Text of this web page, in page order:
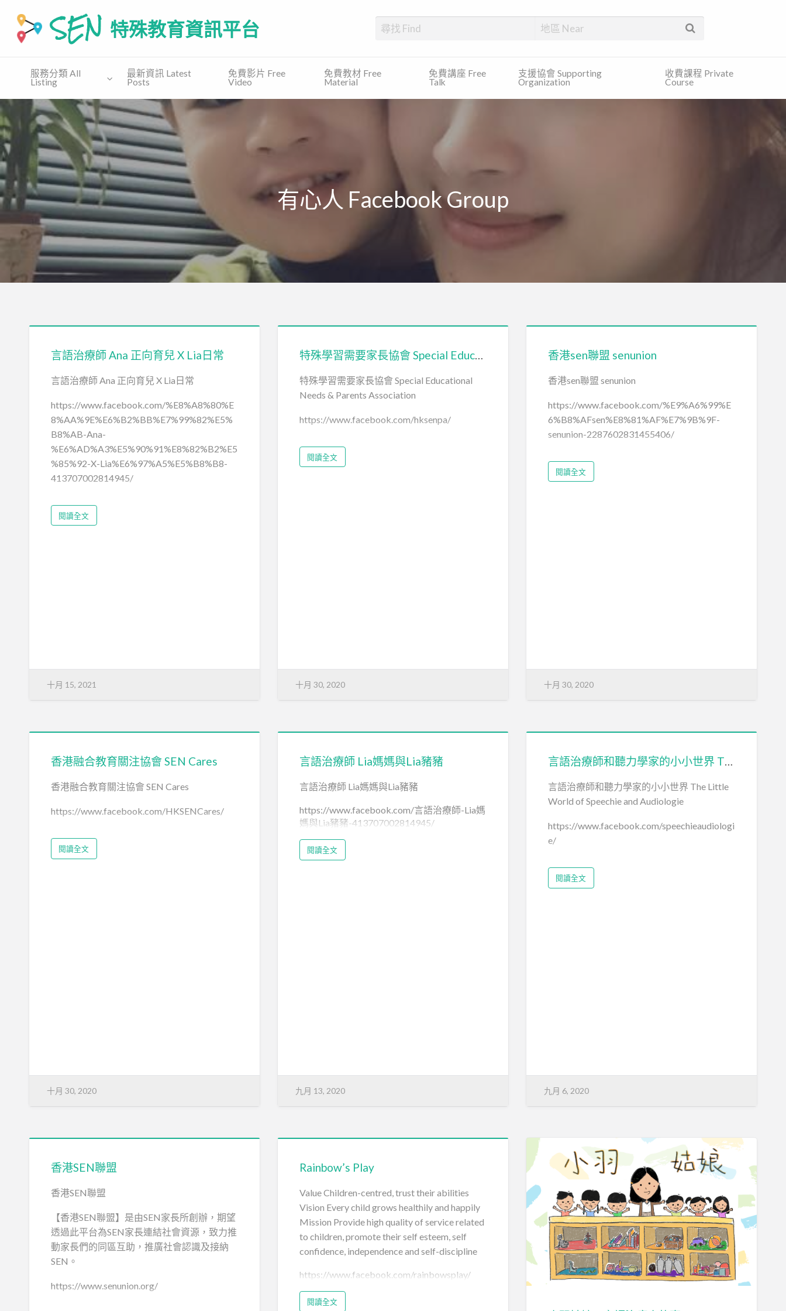
免費教
材 Free
Material
Free
Talk
支援協會
Supporting
Organization
Private
SEN 特殊教育資訊平台
服務分類 All
Listing
最新資訊 Latest
Posts
免費影片 Free
Video
免費教材 Free
Material
免費講座 Free
Talk
支援協會 Supporting
Organization
收費課程 Private
Course
有心人 Facebook Group
言語治療師 Ana 正向育兒 X Lia日常
言語治療師 Ana 正向育兒 X Lia日常
https://www.facebook.com/%E8%A8%80%E
8%AA%9E%E6%B2%BB%E7%99%82%E5%
B8%AB-Ana-
%E6%AD%A3%E5%90%91%E8%82%B2%E5
%85%92-X-Lia%E6%97%A5%E5%B8%B8-
413707002814945/
閱讀全文
十月 15, 2021
特殊學習需要家長協會 Special Educational Needs & Parents Association
特殊學習需要家長協會 Special Educational
Needs & Parents Association
https://www.facebook.com/hksenpa/
閱讀全文
十月 30, 2020
香港sen聯盟 senunion
香港sen聯盟 senunion
https://www.facebook.com/%E9%A6%99%E
6%B8%AFsen%E8%81%AF%E7%9B%9F-
senunion-2287602831455406/
閱讀全文
十月 30, 2020
香港融合教育關注協會 SEN Cares
香港融合教育關注協會 SEN Cares
https://www.facebook.com/HKSENCares/
閱讀全文
十月 30, 2020
言語治療師 Lia媽媽與Lia豬豬
言語治療師 Lia媽媽與Lia豬豬
https://www.facebook.com/言語治療師-Lia媽
媽與Lia豬豬-413707002814945/
閱讀全文
九月 13, 2020
言語治療師和聽力學家的小小世界 The Little World of Speechie and Audiologie
言語治療師和聽力學家的小小世界 The Little
World of Speechie and Audiologie
https://www.facebook.com/speechieaudiologi
e/
閱讀全文
九月 6, 2020
香港SEN聯盟
香港SEN聯盟
【香港SEN聯盟】是由SEN家長所創辦，期望
透過此平台為SEN家長連結社會資源，致力推
動家長們的同區互助，推廣社會認識及接納
SEN。
https://www.senunion.org/
Rainbow’s Play
Value Children-centred, trust their abilities
Vision Every child grows healthily and happily
Mission Provide high quality of service related
to children, promote their self esteem, self
confidence, independence and self-discipline
https://www.facebook.com/rainbowsplay/
閱讀全文